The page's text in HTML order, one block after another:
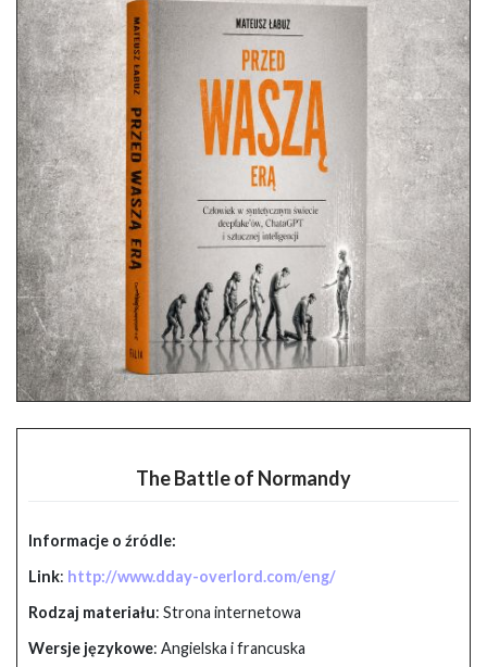
The Battle of Normandy
Informacje o źródle:
Link: http://www.dday-overlord.com/eng/
Rodzaj materiału: Strona internetowa
Wersje językowe: Angielska i francuska